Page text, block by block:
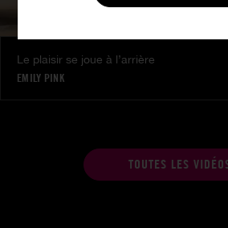
Le plaisir se joue à l’arrière
EMILY PINK
TOUTES LES